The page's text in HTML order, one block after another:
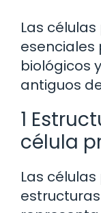
Las
esenciales
biológicos
antiguos
1
célula
Las